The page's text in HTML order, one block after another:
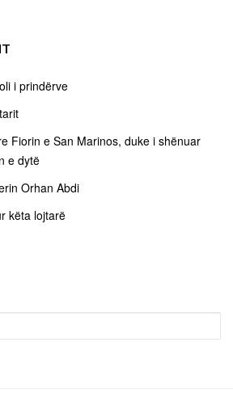
i prindërve
Fiorin e San Marinos, duke i shënuar
e dytë
Orhan Abdi
këta lojtarë